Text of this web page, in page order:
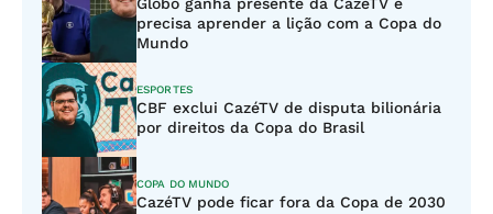
precisa aprender a lição com a Copa do
Mundo
ESPORTES
CBF exclui CazéTV de disputa bilionária
por direitos da Copa do Brasil
COPA DO MUNDO
CazéTV pode ficar fora da Copa de 2030